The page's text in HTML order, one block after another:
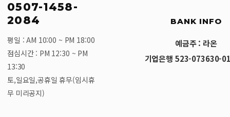
0507-1458-
2084
평일 : AM 10:00 ~ PM 18:00
점심시간 : PM 12:30 ~ PM
13:30
토,일요일,공휴일 휴무(임시휴
무 미리공지)
BANK INFO
예금주 : 라온
기업은행 523-073630-